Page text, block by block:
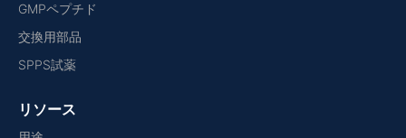
GMPペプチド
交換用部品
SPPS試薬
リソース